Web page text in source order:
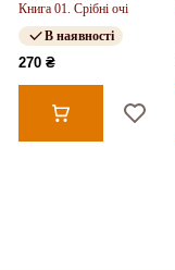
Книга 01. Срібні очі
В наявності
270 ₴